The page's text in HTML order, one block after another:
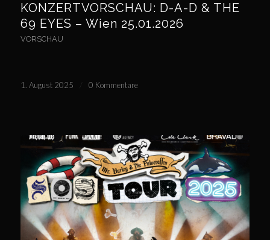
KONZERTVORSCHAU: D-A-D & THE
69 EYES – Wien 25.01.2026
VORSCHAU
1. August 2025 0 Kommentare